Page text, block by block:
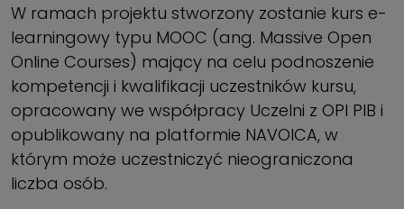
W ramach projektu stworzony zostanie kurs e-
learningowy typu MOOC (ang. Massive Open
Online Courses) mający na celu podnoszenie
kompetencji i kwalifikacji uczestników kursu,
opracowany we współpracy Uczelni z OPI PIB i
opublikowany na platformie NAVOICA, w
którym może uczestniczyć nieograniczona
liczba osób.